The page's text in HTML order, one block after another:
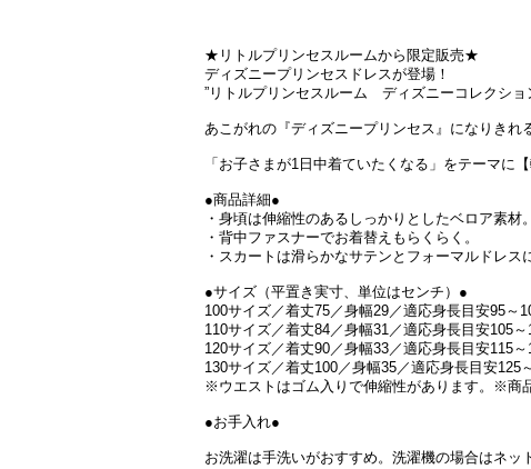
★リトルプリンセスルームから限定販売★
ディズニープリンセスドレスが登場！
”リトルプリンセスルーム ディズニーコレクショ
あこがれの『ディズニープリンセス』になりきれ
「お子さまが1日中着ていたくなる」をテーマに
●商品詳細●
・身頃は伸縮性のあるしっかりとしたベロア素材。
・背中ファスナーでお着替えもらくらく。
・スカートは滑らかなサテンとフォーマルドレス
●サイズ（平置き実寸、単位はセンチ）●
100サイズ／着丈75／身幅29／適応身長目安95～
110サイズ／着丈84／身幅31／適応身長目安105～
120サイズ／着丈90／身幅33／適応身長目安115～
130サイズ／着丈100／身幅35／適応身長目安125
※ウエストはゴム入りで伸縮性があります。※商
●お手入れ●
お洗濯は手洗いがおすすめ。洗濯機の場合はネ